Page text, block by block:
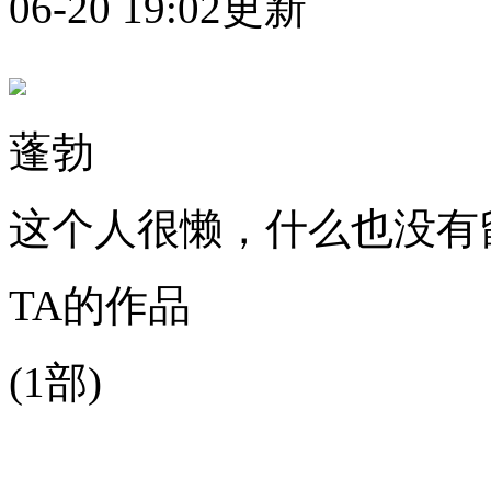
蓬勃
这个人很懒，什么也没有
TA的作品
(1部)